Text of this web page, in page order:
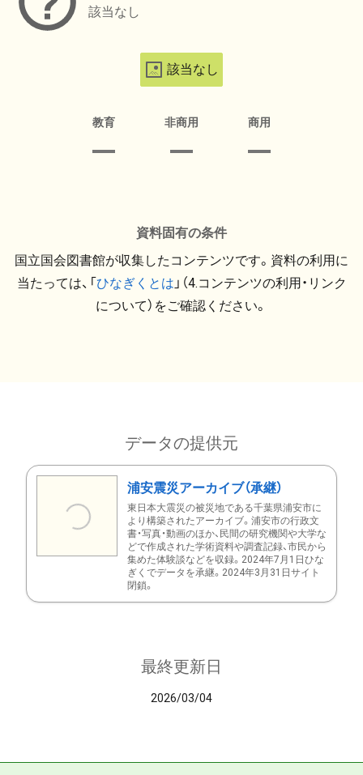
該当なし
該当なし
教育 非商用 商用
資料固有の条件
国立国会図書館が収集したコンテンツです。資料の利用に
当たっては、「ひなぎくとは 」（4.コンテンツの利用・リンク
について）をご確認ください。
データの提供元
浦安震災アーカイブ（承継）
東日本大震災の被災地である千葉県浦安市に
より構築されたアーカイブ。浦安市の行政文
書・写真・動画のほか、民間の研究機関や大学な
どで作成された学術資料や調査記録、市民から
集めた体験談などを収録。2024年7月1日ひな
ぎくでデータを承継。2024年3月31日サイト
閉鎖。
最終更新日
2026/03/04